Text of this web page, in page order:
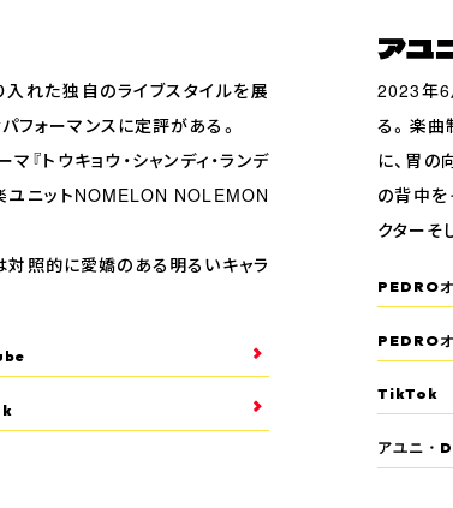
れた独自のライブスタイルを展
フォーマンスに定評がある。
『トウキョウ・シャンディ・ランデ
ニットNOMELON NOLEMON
照的に愛嬌のある明るいキャラ
アユ
2023年6
る。楽曲
に、胃の
の背中を
クターそ
PEDRO
PEDRO
TikTok
アユニ・